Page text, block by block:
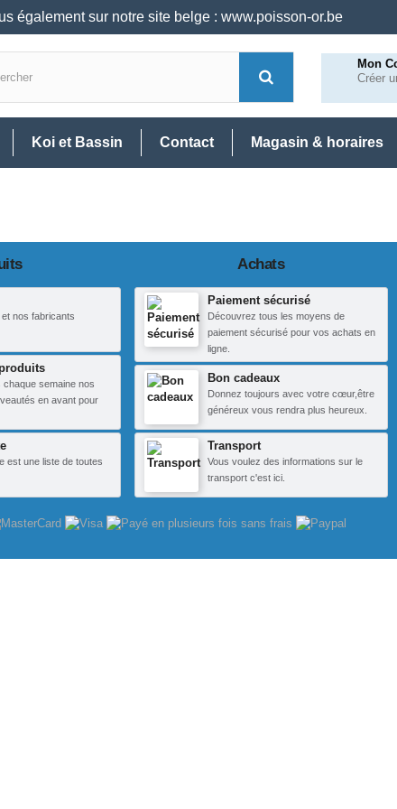
également sur notre site belge : www.poisson-or.be
Mon
Créer
Koi et Bassin Contact Magasin & horaires
nos fabricants
chaque semaine nos
en avant pour
est une liste de toutes
Achats
Paiement sécurisé
Découvrez tous les moyens de
paiement sécurisé pour vos achats en
ligne.
Bon cadeaux
Donnez toujours avec votre cœur,être
généreux vous rendra plus heureux.
Transport
Vous voulez des informations sur le
transport c'est ici.